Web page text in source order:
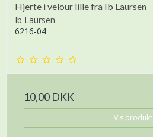
Hjerte i velour lille fra Ib Laursen
Ib Laursen
6216-04
10,00 DKK
Vis produkt